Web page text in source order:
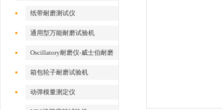
纸带耐磨测试仪
通用型万能耐磨试验机
Oscillatory耐磨仪-威士伯耐磨
试验机
箱包轮子耐磨试验机
动弹模量测定仪